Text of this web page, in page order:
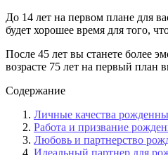
До 14 лет на первом плане для
будет хорошее время для того,
После 45 лет вы станете более
возрасте 75 лет на первый план
Содержание
Личные качества
Работа и призвание
Любовь и партнерство
Идеальный партнер для